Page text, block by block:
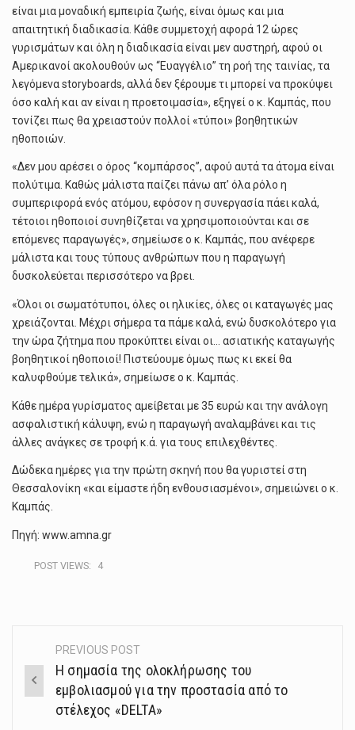
είναι μια μοναδική εμπειρία ζωής, είναι όμως και μια
απαιτητική διαδικασία. Κάθε συμμετοχή αφορά 12 ώρες
γυρισμάτων και όλη η διαδικασία είναι μεν αυστηρή, αφού οι
Αμερικανοί ακολουθούν ως “Ευαγγέλιο” τη ροή της ταινίας, τα
λεγόμενα storyboards, αλλά δεν ξέρουμε τι μπορεί να προκύψει
όσο καλή και αν είναι η προετοιμασία», εξηγεί ο κ. Καμπάς, που
τονίζει πως θα χρειαστούν πολλοί «τύποι» βοηθητικών
ηθοποιών.
«Δεν μου αρέσει ο όρος “κομπάρσος”, αφού αυτά τα άτομα είναι
πολύτιμα. Καθώς μάλιστα παίζει πάνω απ’ όλα ρόλο η
συμπεριφορά ενός ατόμου, εφόσον η συνεργασία πάει καλά,
τέτοιοι ηθοποιοί συνηθίζεται να χρησιμοποιούνται και σε
επόμενες παραγωγές», σημείωσε ο κ. Καμπάς, που ανέφερε
μάλιστα και τους τύπους ανθρώπων που η παραγωγή
δυσκολεύεται περισσότερο να βρει.
«Όλοι οι σωματότυποι, όλες οι ηλικίες, όλες οι καταγωγές μας
χρειάζονται. Μέχρι σήμερα τα πάμε καλά, ενώ δυσκολότερο για
την ώρα ζήτημα που προκύπτει είναι οι… ασιατικής καταγωγής
βοηθητικοί ηθοποιοί! Πιστεύουμε όμως πως κι εκεί θα
καλυφθούμε τελικά», σημείωσε ο κ. Καμπάς.
Κάθε ημέρα γυρίσματος αμείβεται με 35 ευρώ και την ανάλογη
ασφαλιστική κάλυψη, ενώ η παραγωγή αναλαμβάνει και τις
άλλες ανάγκες σε τροφή κ.ά. για τους επιλεχθέντες.
Δώδεκα ημέρες για την πρώτη σκηνή που θα γυριστεί στη
Θεσσαλονίκη «και είμαστε ήδη ενθουσιασμένοι», σημειώνει ο κ.
Καμπάς.
Πηγή: www.amna.gr
POST VIEWS: 4
Post
navigation
PREVIOUS POST
Η σημασία της ολοκλήρωσης του
εμβολιασμού για την προστασία από το
στέλεχος «DELTA»